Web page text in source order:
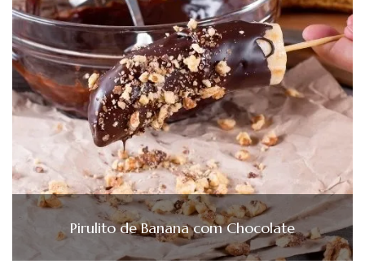
Pirulito de Banana com Chocolate